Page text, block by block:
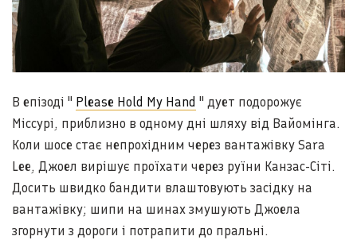
В епізоді " Please Hold My Hand " дует подорожує
Міссурі, приблизно в одному дні шляху від Вайомінга.
Коли шосе стає непрохідним через вантажівку Sara
Lee, Джоел вирішує проїхати через руїни Канзас-Сіті.
Досить швидко бандити влаштовують засідку на
вантажівку; шипи на шинах змушують Джоела
згорнути з дороги і потрапити до пральні.